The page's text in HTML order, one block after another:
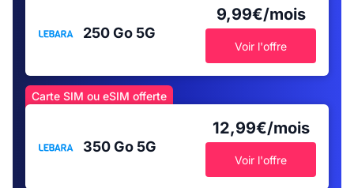
250 Go 5G
9,99€/mois
Voir l'offre
Carte SIM ou eSIM offerte
350 Go 5G
12,99€/mois
Voir l'offre